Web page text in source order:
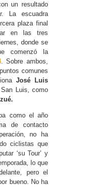
un resultado
La escuadra
plaza final
en las tres
donde se
comenzó la
. Sobre ambos,
comunes
José Luis
Luis, como
como el año
de contacto
no ha
ciclistas que
‘su Tour’ y
lo que
pero el
bueno. No ha